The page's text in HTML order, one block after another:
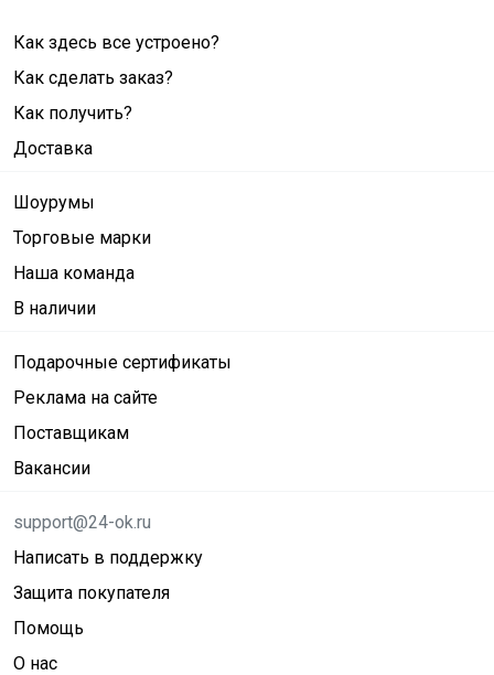
Как здесь все устроено?
Как сделать заказ?
Как получить?
Доставка
Шоурумы
Торговые марки
Наша команда
В наличии
Подарочные сертификаты
Реклама на сайте
Поставщикам
Вакансии
support@24-ok.ru
Написать в поддержку
Защита покупателя
Помощь
О нас